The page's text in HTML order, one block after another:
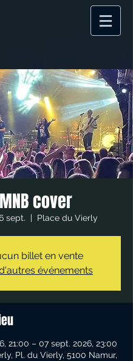
MNB cover
sept.
  |
Place du Vierly
billet en vente
événements
21:00 – 07 sept. 2026, 23:00
Pl. du Vierly, 5100 Namur,